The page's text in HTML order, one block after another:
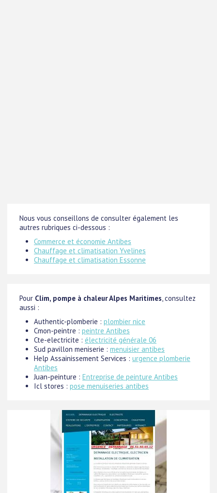
Nous vous conseillons de consulter également les
autres rubriques ci-dessous :
Commerce et économie Antibes
Chauffage et climatisation Yvelines
Chauffage et climatisation Essonne
Pour Clim, pompe à chaleur Alpes Maritimes, consultez
aussi :
Authentic-plomberie : plombier nice
Cmon-peintre : peintre Antibes
Cte-electricite : électricité générale 06
Sud pavillon meniserie : menuisier antibes
Help Assainissement Services : urgence plomberie
Antibes
Juan-peinture : Entreprise de peinture Antibes
Icl stores : pose menuiseries antibes